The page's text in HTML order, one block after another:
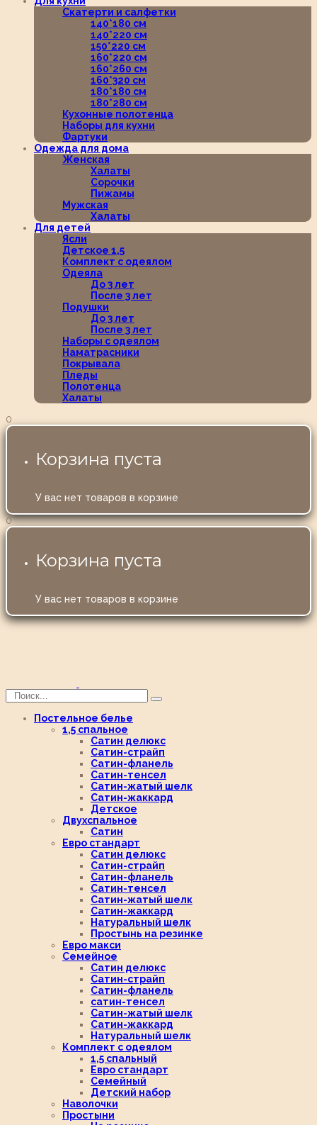
Скатерти и салфетки
140*180 см
140*220 см
150*220 см
160*220 см
160*260 см
160*320 см
180*180 см
180*280 см
Кухонные полотенца
Наборы для кухни
Фартуки
Одежда для дома
Женская
Халаты
Сорочки
Пижамы
Мужская
Халаты
Для детей
Ясли
Детское 1,5
Комплект с одеялом
Одеяла
До 3 лет
После 3 лет
Подушки
До 3 лет
После 3 лет
Наборы с одеялом
Наматрасники
Покрывала
Пледы
Полотенца
Халаты
0
Корзина пуста
У вас нет товаров в корзине
0
Корзина пуста
У вас нет товаров в корзине
Постельное белье
1,5 спальное
Сатин делюкс
Сатин-страйп
Сатин-фланель
Сатин-тенсел
Сатин-жатый шелк
Сатин-жаккард
Детское
Двухспальное
Сатин
Евро стандарт
Сатин делюкс
Сатин-страйп
Сатин-фланель
Сатин-тенсел
Сатин-жатый шелк
Сатин-жаккард
Натуральный шелк
Простынь на резинке
Евро макси
Семейное
Сатин делюкс
Сатин-страйп
Сатин-фланель
сатин-тенсел
Сатин-жатый шелк
Сатин-жаккард
Натуральный шелк
Комплект с одеялом
1,5 спальный
Евро стандарт
Семейный
Детский набор
Наволочки
Простыни